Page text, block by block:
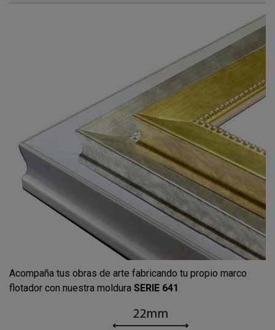
Acompaña tus obras de arte fabricando tu propio marco
flotador con nuestra moldura SERIE 641